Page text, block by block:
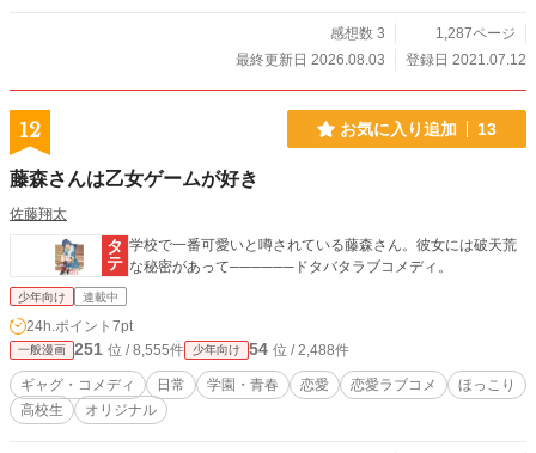
感想数 3
1,287ページ
最終更新日 2026.08.03
登録日 2021.07.12
12 お気に入り追加 13
藤森さんは乙女ゲームが好き
佐藤翔太
学校で一番可愛いと噂されている藤森さん。彼女には破天荒
な秘密があって──────ドタバタラブコメディ。
少年向け 連載中
24h.ポイント 7pt
一般漫画 251 位 / 8,555件 少年向け 54 位 / 2,488件
ギャグ・コメディ 日常 学園・青春 恋愛 恋愛ラブコメ
ほっこり
高校生
オリジナル